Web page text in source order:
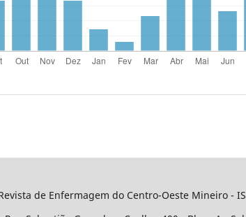
de Enfermagem do Centro-Oeste Mineiro -